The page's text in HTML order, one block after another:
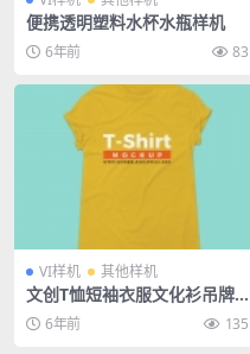
便携透明塑料水杯水瓶样机
6年前 83
VI样机 其他样机
文创T恤短袖衣服文化衫吊牌
领标品牌样机
6年前 135